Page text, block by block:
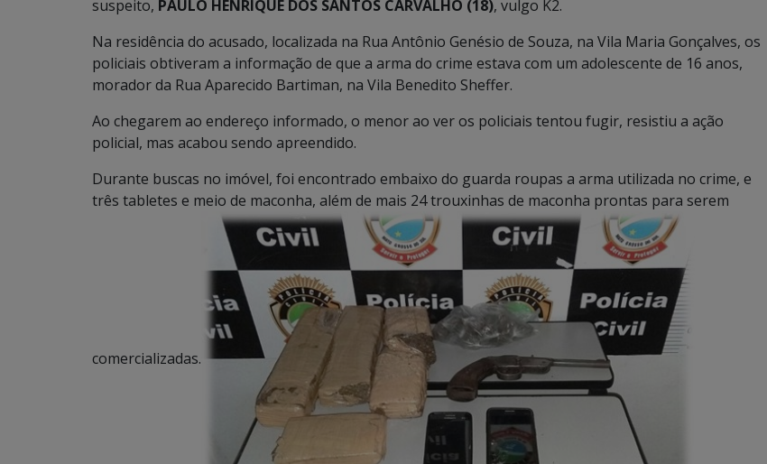
suspeito, PAULO HENRIQUE DOS SANTOS CARVALHO (18), vulgo K2.
Na residência do acusado, localizada na Rua Antônio Genésio de Souza, na Vila Maria Gonçalves, os
policiais obtiveram a informação de que a arma do crime estava com um adolescente de 16 anos,
morador da Rua Aparecido Bartiman, na Vila Benedito Sheffer.
Ao chegarem ao endereço informado, o menor ao ver os policiais tentou fugir, resistiu a ação
policial, mas acabou sendo apreendido.
Durante buscas no imóvel, foi encontrado embaixo do guarda roupas a arma utilizada no crime, e
três tabletes e meio de maconha, além de mais 24 trouxinhas de maconha prontas para serem
comercializadas.